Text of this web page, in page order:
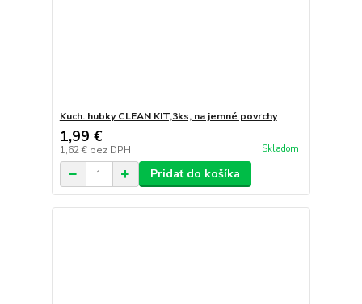
Kuch. hubky CLEAN KIT,3ks, na jemné povrchy
1,99 €
1,62 € bez DPH Skladom
Pridať do košíka